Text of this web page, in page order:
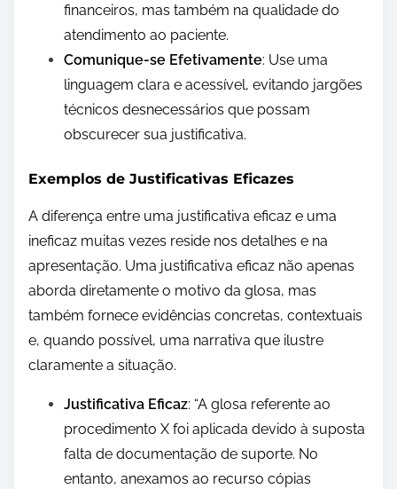
financeiros, mas também na qualidade do
atendimento ao paciente.
Comunique-se Efetivamente: Use uma
linguagem clara e acessível, evitando jargões
técnicos desnecessários que possam
obscurecer sua justificativa.
Exemplos de Justificativas Eficazes
A diferença entre uma justificativa eficaz e uma
ineficaz muitas vezes reside nos detalhes e na
apresentação. Uma justificativa eficaz não apenas
aborda diretamente o motivo da glosa, mas
também fornece evidências concretas, contextuais
e, quando possível, uma narrativa que ilustre
claramente a situação.
Justificativa Eficaz: “A glosa referente ao
procedimento X foi aplicada devido à suposta
falta de documentação de suporte. No
entanto, anexamos ao recurso cópias